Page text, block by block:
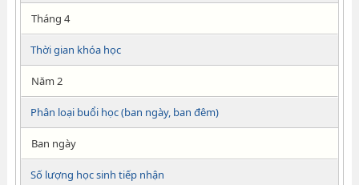
Tháng 4
Thời gian khóa học
Năm 2
Phân loại buổi học (ban ngày, ban đêm)
Ban ngày
Số lượng học sinh tiếp nhận